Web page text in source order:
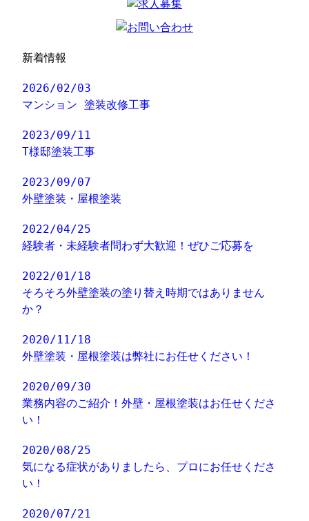
新着情報
2026/02/03
マンション 塗装改修工事
2023/09/11
T様邸塗装工事
2023/09/07
外壁塗装・屋根塗装
2022/04/25
経験者・未経験者問わず大歓迎！ぜひご応募を
2022/01/18
そろそろ外壁塗装の塗り替え時期ではありません
か？
2020/11/18
外壁塗装・屋根塗装は弊社にお任せください！
2020/09/30
業務内容のご紹介！外壁・屋根塗装はお任せくださ
い！
2020/08/25
気になる症状がありましたら、プロにお任せくださ
い！
2020/07/21